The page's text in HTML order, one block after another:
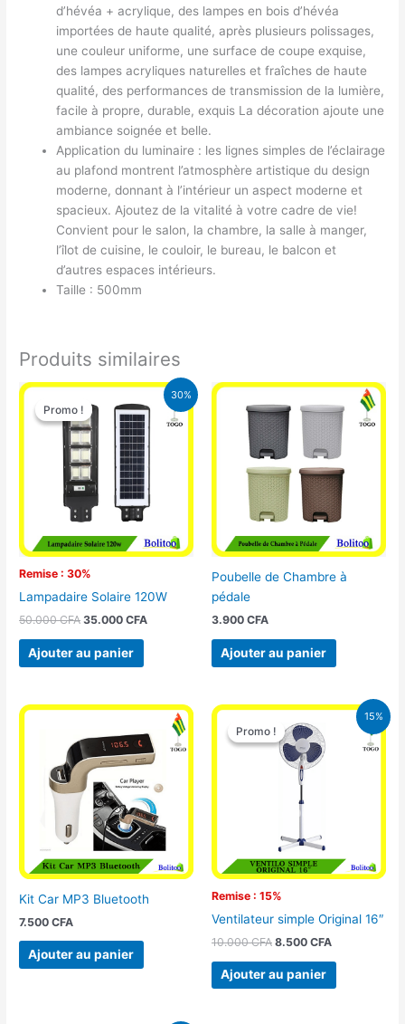
d’hévéa + acrylique, des lampes en bois d’hévéa
importées de haute qualité, après plusieurs polissages,
une couleur uniforme, une surface de coupe exquise,
des lampes acryliques naturelles et fraîches de haute
qualité, des performances de transmission de la lumière,
facile à propre, durable, exquis La décoration ajoute une
ambiance soignée et belle.
Application du luminaire : les lignes simples de l’éclairage
au plafond montrent l’atmosphère artistique du design
moderne, donnant à l’intérieur un aspect moderne et
spacieux. Ajoutez de la vitalité à votre cadre de vie!
Convient pour le salon, la chambre, la salle à manger,
l’îlot de cuisine, le couloir, le bureau, le balcon et
d’autres espaces intérieurs.
Taille : 500mm
Produits similaires
30%
Promo !
Remise : 30%
Promo !
Lampadaire Solaire 120W
50.000CFA
Le
prix
initial
était :
50.000 CFA.
35.000CFA
Le
prix
actuel
est :
35.000 CFA.
Ajouter au panier
Poubelle de Chambre à
pédale
3.900 CFA
Ajouter au panier
Kit Car MP3 Bluetooth
7.500CFA
Ajouter au panier
15%
Promo !
Remise : 15%
Promo !
Ventilateur simple Original 16″
10.000CFA
Le
prix
initial
était :
10.000 CFA.
8.500 CFA
Le
Ajouter au panier